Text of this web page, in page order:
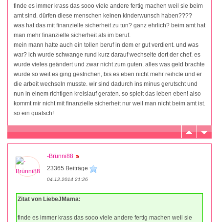
finde es immer krass das sooo viele andere fertig machen weil sie beim
amt sind. dürfen diese menschen keinen kinderwunsch haben????
was hat das mit finanzielle sicherheit zu tun? ganz ehrlich? beim amt hat
man mehr finanzielle sicherheit als im beruf.
mein mann hatte auch ein tollen beruf in dem er gut verdient. und was
war? ich wurde schwange rund kurz darauf wechselte dort der chef. es
wurde vieles geändert und zwar nicht zum guten. alles was geld brachte
wurde so weit es ging gestrichen, bis es eben nicht mehr reihcte und er
die arbeit wechseln musste. wir sind dadurch ins minus gerutscht und
nun in einem richtigen kreislauf geraten. so spielt das leben eben! also
kommt mir nicht mit finanzielle sicherheit nur weil man nicht beim amt ist.
so ein quatsch!
-Brünni88
23365 Beiträge
04.12.2014 21:26
Zitat von LiebeJMama:
finde es immer krass das sooo viele andere fertig machen weil sie